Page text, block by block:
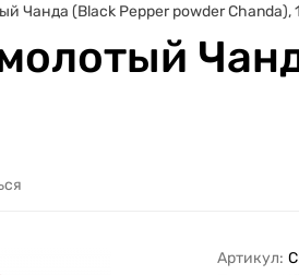
Чанда (Black Pepper powder Chanda),
Артикул: